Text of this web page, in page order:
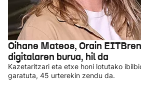
Oihane Mateos, Orain
digitalaren burua, hil da
Kazetaritzari eta etxe honi lotutako
garatuta, 45 urterekin zendu da.